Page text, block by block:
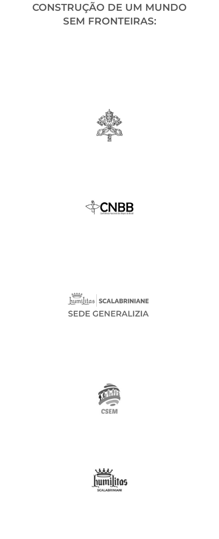
CONSTRUÇÃO DE UM MUNDO
SEM FRONTEIRAS: